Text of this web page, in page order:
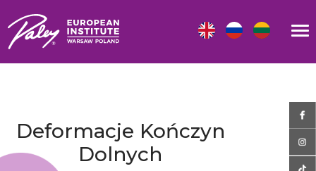
Deformacje Kończyn
Dolnych